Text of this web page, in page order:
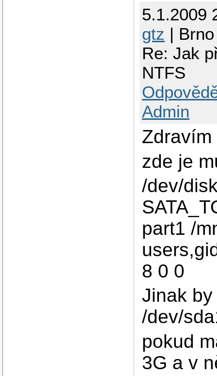
5.1.2009
gtz | Brno
Re: Jak
NTFS
Admin
Zdravím
zde je
/dev/
part1 /
8 0 0
Jinak
/dev/
pokud
3G a v